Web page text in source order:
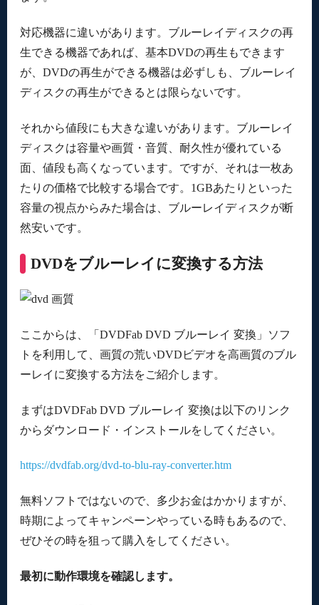
対応機器に違いがあります。ブルーレイディスクの再
生できる機器であれば、基本DVDの再生もできます
が、DVDの再生ができる機器は必ずしも、ブルーレイ
ディスクの再生ができるとは限らないです。
それから値段にも大きな違いがあります。ブルーレイ
ディスクは容量や画質・音質、耐久性が優れている
面、値段も高くなっています。ですが、それは一枚あ
たりの価格で比較する場合です。1GBあたりといった
容量の視点からみた場合は、ブルーレイディスクが断
然安いです。
DVDをブルーレイに変換する方法
ここからは、「DVDFab DVD ブルーレイ 変換」ソフ
トを利用して、画質の荒いDVDビデオを高画質のブル
ーレイに変換する方法をご紹介します。
まずはDVDFab DVD ブルーレイ 変換は以下のリンク
からダウンロード・インストールをしてください。
https://dvdfab.org/dvd-to-blu-ray-converter.htm
無料ソフトではないので、多少お金はかかりますが、
時期によってキャンペーンやっている時もあるので、
ぜひその時を狙って購入をしてください。
最初に動作環境を確認します。